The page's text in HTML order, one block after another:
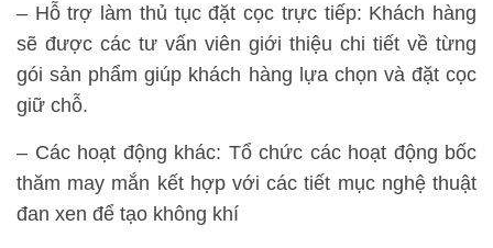
– Hỗ trợ làm thủ tục đặt cọc trực tiếp: Khách hàng
sẽ được các tư vấn viên giới thiệu chi tiết về từng
gói sản phẩm giúp khách hàng lựa chọn và đặt cọc
giữ chỗ.
– Các hoạt động khác: Tổ chức các hoạt động bốc
thăm may mắn kết hợp với các tiết mục nghệ thuật
đan xen để tạo không khí